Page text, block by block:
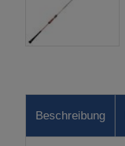
Beschreibung